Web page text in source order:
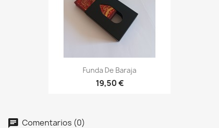
Funda De Baraja
19,50 €
Comentarios (0)